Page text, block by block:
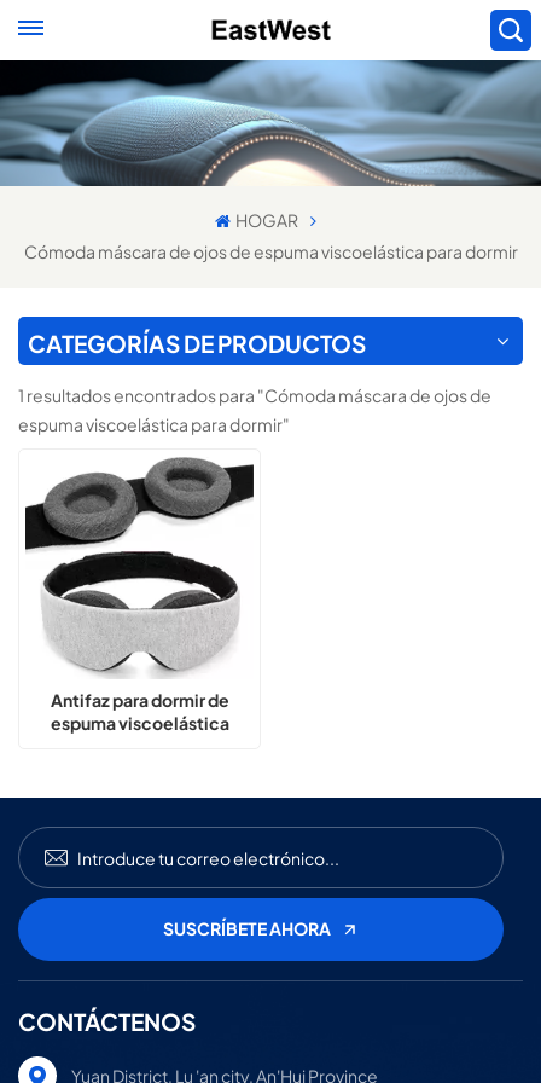
HOGAR
Cómoda máscara de ojos de espuma viscoelástica para dormir
CATEGORÍAS DE PRODUCTOS
1 resultados encontrados para "Cómoda máscara de ojos de
espuma viscoelástica para dormir"
Antifaz para dormir de
espuma viscoelástica
CONTÁCTENOS
Yuan District, Lu 'an city, An'Hui Province